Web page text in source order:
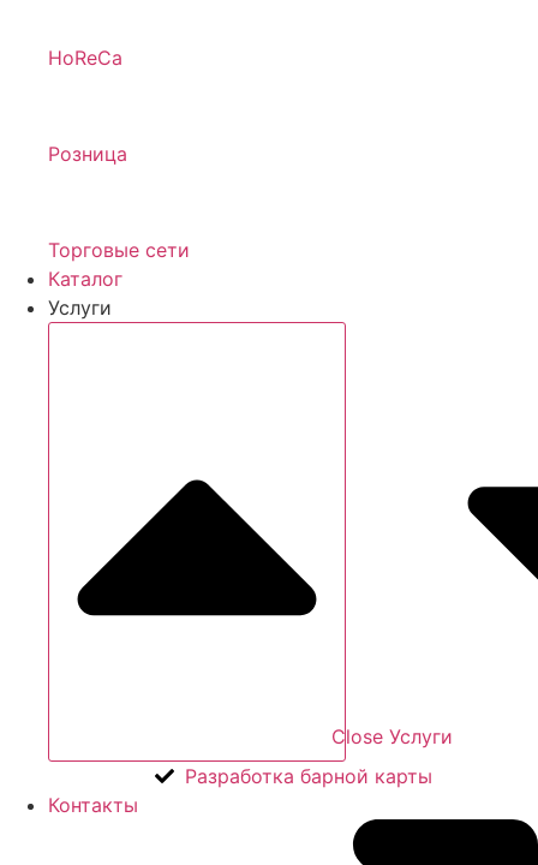
HoReCa
Розница
Торговые сети
Каталог
Услуги
Close Услуги
Разработка барной карты
Контакты